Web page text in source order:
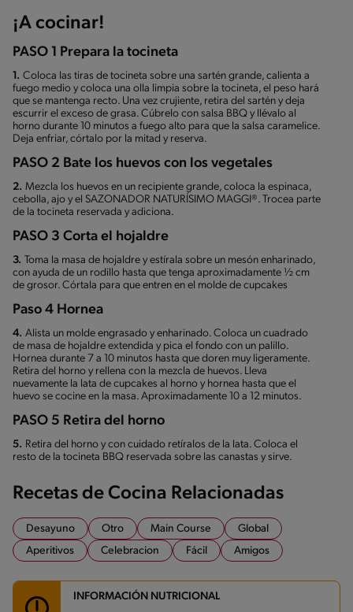
¡A cocinar!
PASO 1 Prepara la tocineta
1. Coloca las tiras de tocineta sobre una sartén grande, calienta a
fuego medio y coloca una olla limpia sobre la tocineta, el peso hará
que se mantenga recto. Una vez crujiente, retira del sartén y deja
escurrir el exceso de grasa. Cúbrelo con salsa BBQ y llévalo al
horno durante 10 minutos a fuego alto para que la salsa caramelice.
Deja enfriar, córtalo por la mitad y reserva.
PASO 2 Bate los huevos con los vegetales
2. Mezcla los huevos en un recipiente grande, coloca la espinaca,
cebolla, ajo y el SAZONADOR NATURÍSIMO MAGGI®. Trocea parte
de la tocineta reservada y adiciona.
PASO 3 Corta el hojaldre
3. Toma la masa de hojaldre y estírala sobre un mesón enharinado,
con ayuda de un rodillo hasta que tenga aproximadamente ½ cm
de grosor. Córtala para que entren en el molde de cupcakes
Paso 4 Hornea
4. Alista un molde engrasado y enharinado. Coloca un cuadrado
de masa de hojaldre extendida y pica el fondo con un palillo.
Hornea durante 7 a 10 minutos hasta que doren muy ligeramente.
Retira del horno y rellena con la mezcla de huevos. Lleva
nuevamente la lata de cupcakes al horno y hornea hasta que el
huevo se cocine en la masa. Aproximadamente 10 a 12 minutos.
PASO 5 Retira del horno
5. Retira del horno y con cuidado retíralos de la lata. Coloca el
resto de la tocineta BBQ reservada sobre las canastas y sirve.
Recetas de Cocina Relacionadas
Desayuno Otro Main Course
Global
Aperitivos
Celebracion Fácil Amigos
INFORMACIÓN NUTRICIONAL